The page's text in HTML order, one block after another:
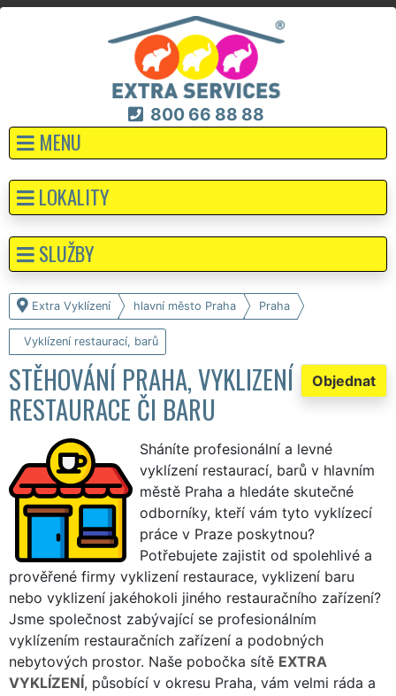
800 66 88 88
MENU
Extra Vyklízení hlavní město Praha Praha
Vyklízení restaurací, barů
Objednat
STĚHOVÁNÍ PRAHA, VYKLIZENÍ
RESTAURACE ČI BARU
Sháníte profesionální a levné
vyklízení restaurací, barů v hlavním
městě Praha a hledáte skutečné
odborníky, kteří vám tyto vyklízecí
práce v Praze poskytnou?
Potřebujete zajistit od spolehlivé a
prověřené firmy vyklizení restaurace, vyklizení baru
nebo vyklizení jakéhokoli jiného restauračního zařízení?
Jsme společnost zabývající se profesionálním
vyklízením restauračních zařízení a podobných
nebytových prostor. Naše pobočka sítě EXTRA
VYKLÍZENÍ, působící v okresu Praha, vám velmi ráda a
LOKALITY
SLUŽBY